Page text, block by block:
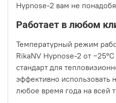
Hypnose-2 вам не
Работает в любом
Температурный режим
RikaNV Hypnose-2 от
стандарт для
эффективно использовать
любое время года на всей